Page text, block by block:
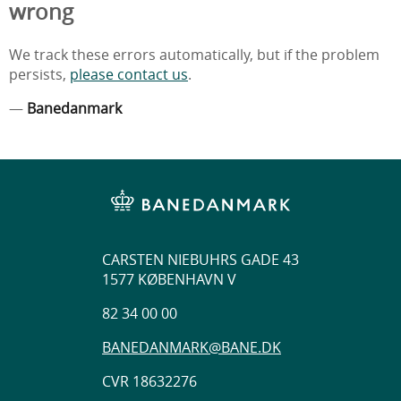
wrong
We track these errors automatically, but if the problem
persists, please contact us.
— Banedanmark
CARSTEN NIEBUHRS GADE 43
1577 KØBENHAVN V
82 34 00 00
BANEDANMARK@BANE.DK
CVR 18632276